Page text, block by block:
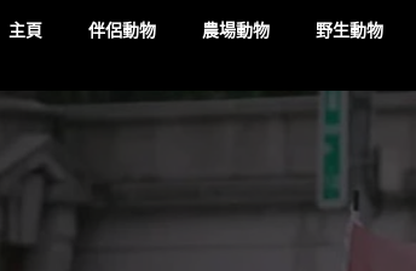
主頁 伴侶動物 農場動物 野生動物